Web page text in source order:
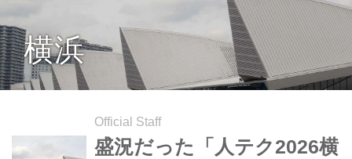
横浜
Official Staff
盛況だった「人テク2026横